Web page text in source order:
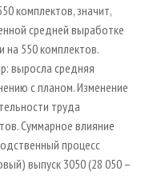
комплектов, значит,
средней выработке
на 550 комплектов.
выросла средняя
с планом. Изменение
труда
Суммарное влияние
процесс
выпуск 3050 (28 050 –